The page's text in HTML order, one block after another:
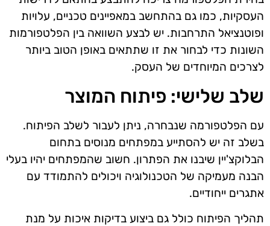
העסקיות, כמו גם בהתחשב במאפיינים טכניים, עלויות
ופוטנציאל התרחבות. יש לבצע השוואה בין הפלטפורמות
השונות כדי לבחור את זו שתתאים באופן הטוב ביותר
לצרכים המיוחדים של העסק.
שלב שלישי: פיתוח המוצר
עם הפלטפורמה שנבחרה, ניתן לעבור לשלב הפיתוח.
בשלב זה יש להסתייע במפתחים מנוסים בתחום
הבלוקצ'יין שיבנו את הפתרון. חשוב שהמפתחים יהיו בעלי
הבנה מעמיקה של הטכנולוגיה ויכולים להתמודד עם
אתגרים ייחודיים.
תהליך הפיתוח כולל גם ביצוע בדיקות איכות על מנת